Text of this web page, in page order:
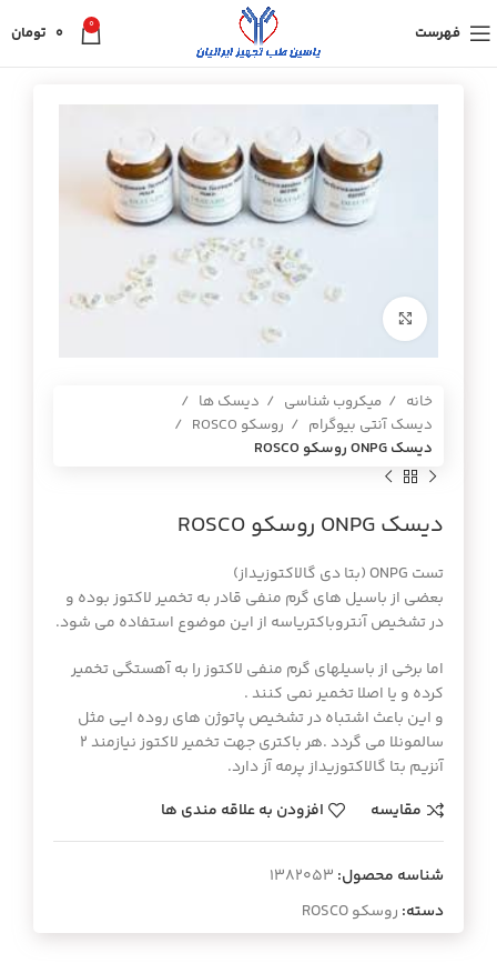
فهرست 0
0 تومان
خانه میکروب شناسی
دیسک ها
دیسک آنتی بیوگرام
روسکو ROSCO
ديسك ONPG روسكو ROSCO
ديسك ONPG روسكو ROSCO
تست ONPG (بتا دی گالاکتوزیداز)
بعضی از باسیل های گرم منفی قادر به تخمیر لاکتوز بوده و
در تشخیص آنتروباکتریاسه از این موضوع استفاده می شود.
اما برخی از باسیلهای گرم منفی لاکتوز را به آهستگی تخمیر
کرده و یا اصلا تخمیر نمی کنند .
و این باعث اشتباه در تشخیص پاتوژن های روده ایی مثل
سالمونلا می گردد .هر باکتری جهت تخمیر لاکتوز نیازمند 2
آنزیم بتا گالاکتوزیداز پرمه آز دارد.
مقایسه
افزودن به علاقه مندی ها
شناسه محصول: 1382053
دسته: روسکو ROSCO